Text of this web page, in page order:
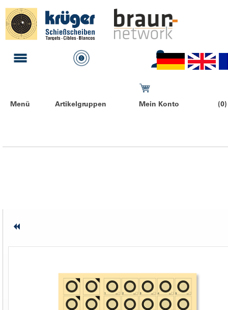
Menü Artikelgruppen Mein Konto